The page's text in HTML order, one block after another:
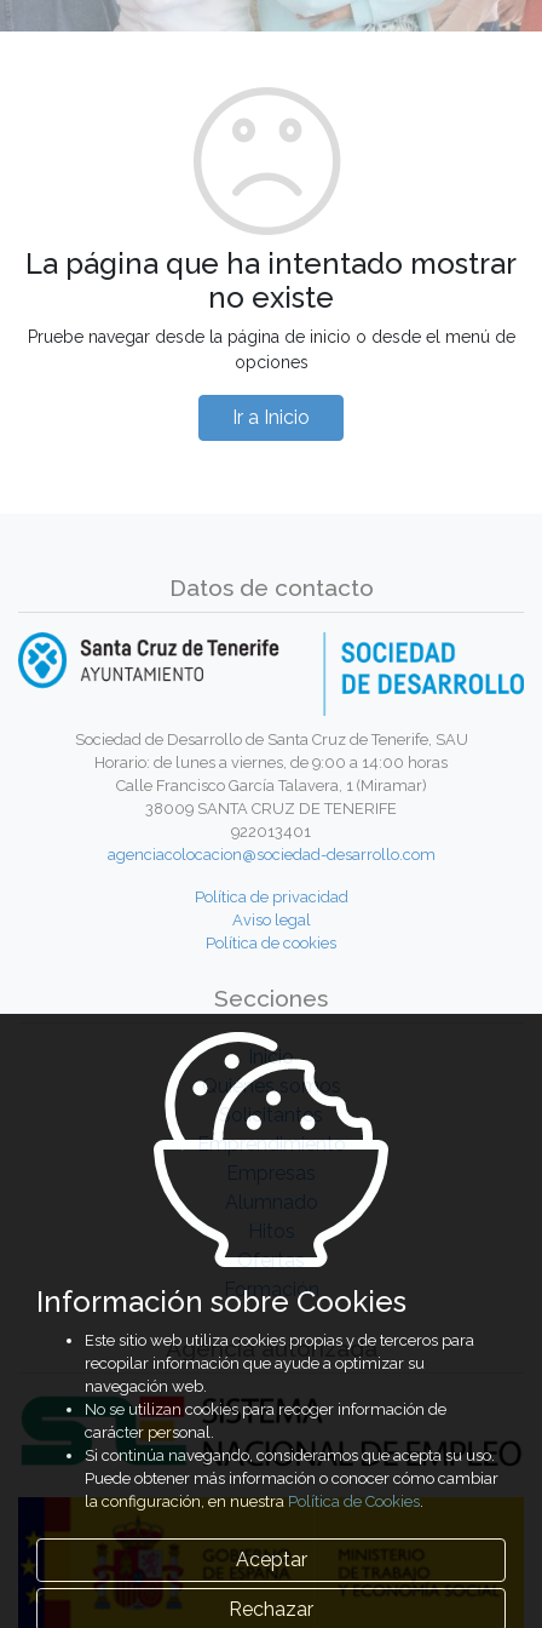
La página que ha intentado mostrar
no existe
Pruebe navegar desde la página de inicio o desde el menú de
opciones
Ir a Inicio
Datos de contacto
Sociedad de Desarrollo de Santa Cruz de Tenerife, SAU
Horario: de lunes a viernes, de 9:00 a 14:00 horas
Calle Francisco García Talavera, 1 (Miramar)
38009 SANTA CRUZ DE TENERIFE
922013401
agenciacolocacion@sociedad-desarrollo.com
Política de privacidad
Aviso legal
Política de cookies
Secciones
Inicio
Quiénes somos
Solicitantes
Emprendimiento
Empresas
Alumnado
Hitos
Ofertas
Formación
Agencia autorizada
Información sobre Cookies
Este sitio web utiliza cookies propias y de terceros para
recopilar información que ayude a optimizar su
navegación web.
No se utilizan cookies para recoger información de
carácter personal.
Si continúa navegando, consideramos que acepta su uso.
Puede obtener más información o conocer cómo cambiar
la configuración, en nuestraPolítica de Cookies.
Aceptar
Rechazar